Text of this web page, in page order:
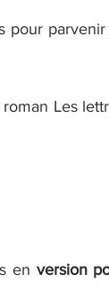
Les
en version